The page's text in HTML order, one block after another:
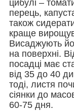
цибулі –
перець,
також
краще
Висаджують
на поверхні.
посадці має
від 35 до 40
тоді, листя
сіянки до
60-75 дня.